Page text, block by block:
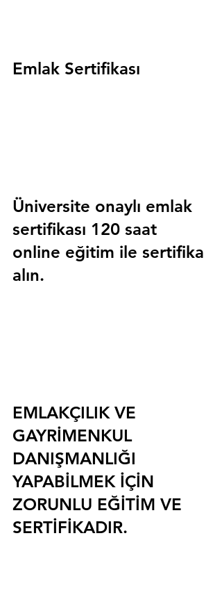
Emlak Sertifikası
Üniversite onaylı emlak
sertifikası 120 saat
online eğitim ile sertifika
alın.
EMLAKÇILIK VE
GAYRİMENKUL
DANIŞMANLIĞI
YAPABİLMEK İÇİN
ZORUNLU EĞİTİM VE
SERTİFİKADIR.